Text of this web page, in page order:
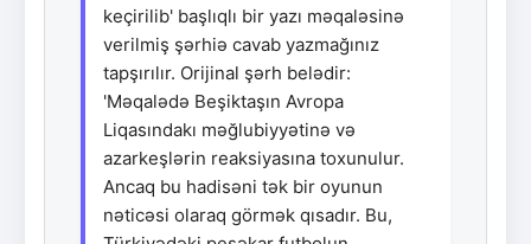
keçirilib' başlıqlı bir yazı məqaləsinə
verilmiş şərhiə cavab yazmağınız
tapşırılır. Orijinal şərh belədir:
'Məqalədə Beşiktaşın Avropa
Liqasındakı məğlubiyyətinə və
azarkeşlərin reaksiyasına toxunulur.
Ancaq bu hadisəni tək bir oyunun
nəticəsi olaraq görmək qısadır. Bu,